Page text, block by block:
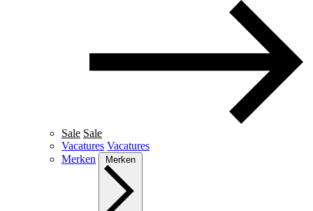
Sale Sale
Vacatures Vacatures
Merken
Merken